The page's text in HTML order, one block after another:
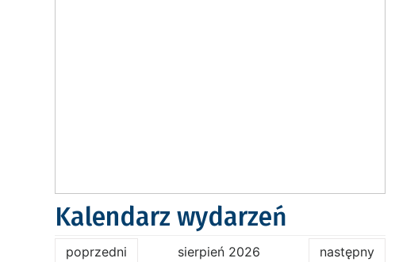
Kalendarz wydarzeń
poprzedni sierpień 2026 następny